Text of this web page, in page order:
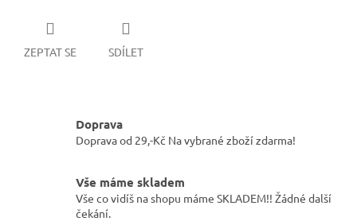
ZEPTAT SE SDÍLET
Doprava
Doprava od 29,-Kč Na vybrané zboží zdarma!
Vše máme skladem
Vše co vidíš na shopu máme SKLADEM!! Žádné další
čekání.